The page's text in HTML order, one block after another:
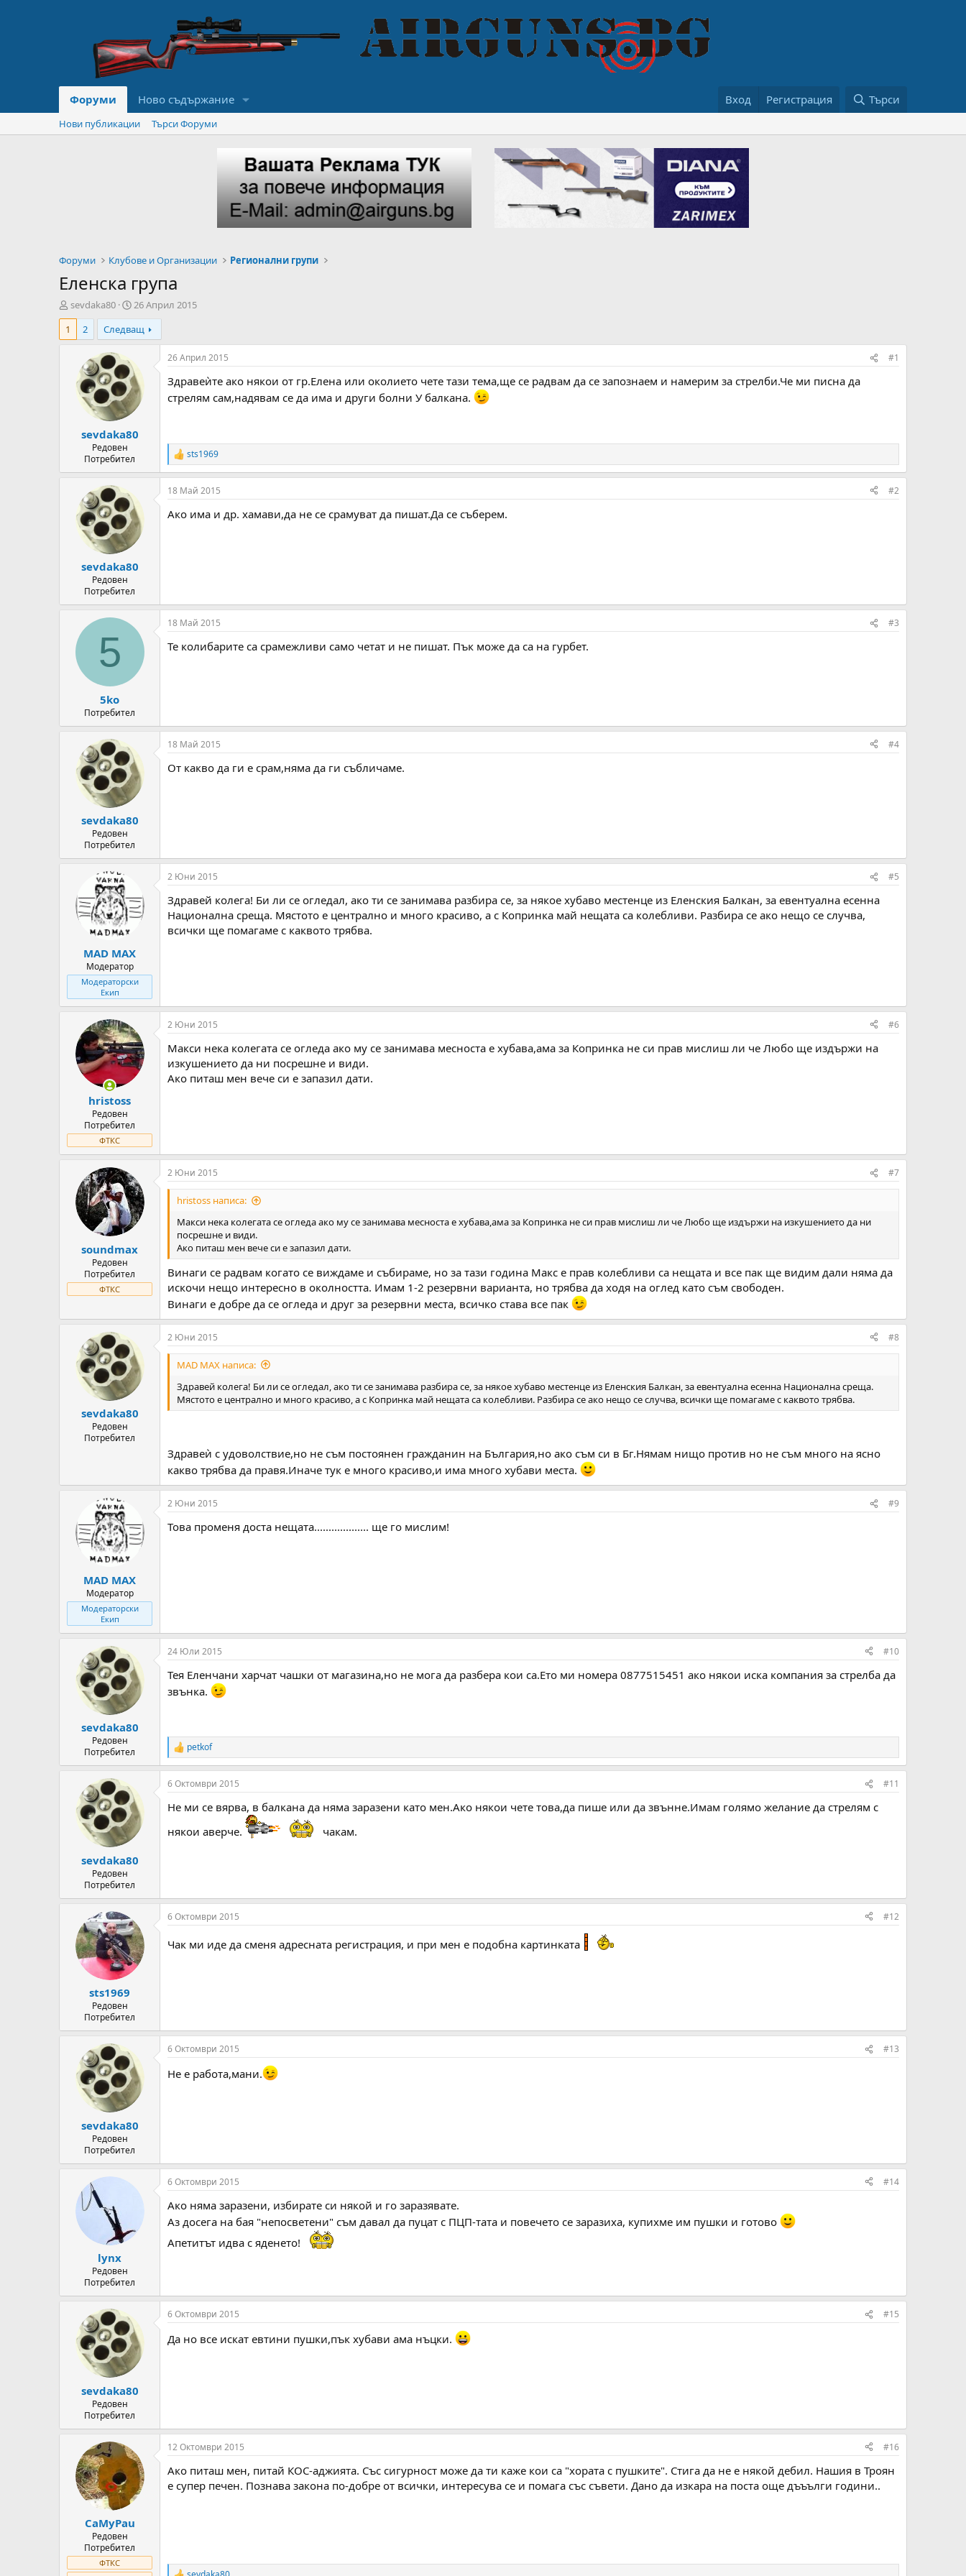
Форуми Ново съдържание Вход Регистрация Търси
Нови публикации Търси Форуми
Форуми Клубове и Организации Регионални групи
Еленска група
А
в
о
sevdaka80
Н
а
ч
а
н
а
Д
а
а
26 Април 2015
1
2 Следващ
sevdaka80
Редовен
Потребител
26 Април 2015 #1
Здравеѝте ако някои от гр.Елена или околието чете тази тема,ще се радвам да се запознаем и намерим за стрелби.Че ми писна да
стрелям сам,надявам се да има и други болни У балкана.
R
e
a
c
i
sts1969
sevdaka80
Редовен
Потребител
18 Май 2015 #2
Ако има и др. хамави,да не се срамуват да пишат.Да се съберем.
5
5ko
Потребител
18 Май 2015 #3
Те колибарите са срамежливи само четат и не пишат. Пък може да са на гурбет.
sevdaka80
Редовен
Потребител
18 Май 2015 #4
От какво да ги е срам,няма да ги събличаме.
MAD MAX
Модератор
Модераторски
Екип
2 Юни 2015 #5
Здравей колега! Би ли се огледал, ако ти се занимава разбира се, за някое хубаво местенце из Еленския Балкан, за евентуална есенна
Национална среща. Мястото е централно и много красиво, а с Копринка май нещата са колебливи. Разбира се ако нещо се случва,
всички ще помагаме с каквото трябва.
hristoss
Редовен
Потребител
ФТКС
2 Юни 2015 #6
Макси нека колегата се огледа ако му се занимава месноста е хубава,ама за Копринка не си прав мислиш ли че Любо ще издържи на
изкушението да ни посрешне и види.
Ако питаш мен вече си е запазил дати.
soundmax
Редовен
Потребител
ФТКС
2 Юни 2015 #7
hristoss написа:
Макси нека колегата се огледа ако му се занимава месноста е хубава,ама за Копринка не си прав мислиш ли че Любо ще издържи на изкушението да ни
посрешне и види.
Ако питаш мен вече си е запазил дати.
Винаги се радвам когато се виждаме и събираме, но за тази година Макс е прав колебливи са нещата и все пак ще видим дали няма да
искочи нещо интересно в околността. Имам 1-2 резервни варианта, но трябва да ходя на оглед като съм свободен.
Винаги е добре да се огледа и друг за резервни места, всичко става все пак
sevdaka80
Редовен
Потребител
2 Юни 2015 #8
MAD MAX написа:
Здравей колега! Би ли се огледал, ако ти се занимава разбира се, за някое хубаво местенце из Еленския Балкан, за евентуална есенна Национална среща.
Мястото е централно и много красиво, а с Копринка май нещата са колебливи. Разбира се ако нещо се случва, всички ще помагаме с каквото трябва.
Здравеѝ с удоволствие,но не съм постоянен гражданин на България,но ако съм си в Бг.Нямам нищо против но не съм много на ясно
какво трябва да правя.Иначе тук е много красиво,и има много хубави места.
MAD MAX
Модератор
Модераторски
Екип
2 Юни 2015 #9
Това променя доста нещата................... ще го мислим!
sevdaka80
Редовен
Потребител
24 Юли 2015 #10
Тея Еленчани харчат чашки от магазина,но не мога да разбера кои са.Ето ми номера 0877515451 ако някои иска компания за стрелба да
звънка.
R
e
a
c
i
n
petkof
sevdaka80
Редовен
Потребител
6 Октомври 2015 #11
Не ми се вярва, в балкана да няма заразени като мен.Ако някои чете това,да пише или да звънне.Имам голямо желание да стрелям с
някои аверче.
чакам.
sts1969
Редовен
Потребител
6 Октомври 2015 #12
Чак ми иде да сменя адресната регистрация, и при мен е подобна картинката
sevdaka80
Редовен
Потребител
6 Октомври 2015 #13
Не е работа,мани.
lynx
Редовен
Потребител
6 Октомври 2015 #14
Ако няма заразени, избирате си някой и го заразявате.
Аз досега на бая "непосветени" съм давал да пуцат с ПЦП-тата и повечето се заразиха, купихме им пушки и готово
Апетитът идва с яденето!
sevdaka80
Редовен
Потребител
6 Октомври 2015 #15
Да но все искат евтини пушки,пък хубави ама нъцки.
CaMyPau
Редовен
Потребител
ФТКС
12 Октомври 2015 #16
Ако питаш мен, питай КОС-аджията. Със сигурност може да ти каже кои са "хората с пушките". Стига да не е някой дебил. Нашия в Троян
е супер печен. Познава закона по-добре от всички, интересува се и помага със съвети. Дано да изкара на поста още дъъълги години..